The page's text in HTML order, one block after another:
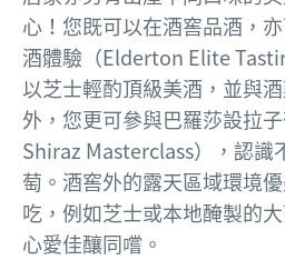
心！您既可以在酒窖品酒，
酒體驗（Elderton Elite
以芝士輕酌頂級美酒，並與
外，您更可參與巴羅莎設拉
Shiraz Masterclass），認識
萄。酒窖外的露天區域環境
吃，例如芝士或本地醃製的
心愛佳釀同嚐。